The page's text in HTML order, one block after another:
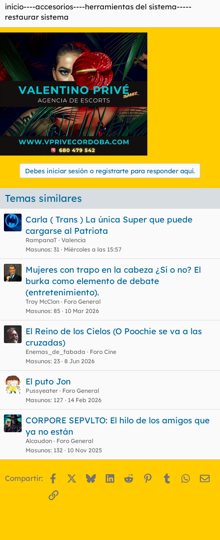
inicio----accesorios----herramientas del sistema-----
restaurar sistema
Debes iniciar sesión o registrarte para responder aquí.
Temas similares
Carla ( Trans ) La única Super que puede
cargarse al Patriota
RampanaT Valencia
Masunos 31 Miércoles a las 15:57
Mujeres con trapo en la cabeza ¿Sí o no? El
burka como elemento de debate
(entretenimiento).
Troy McClon
Foro General
Masunos 85 10 Mar 2026
El Reino de los Cielos (O Poochie se va a las
cruzadas)
Enemas_de_fabada
Foro Cine
Masunos 23 8 Jun 2026
El puto Jon
Pussyeater
Foro General
Masunos 127 14 Feb 2026
CORPORE SEPVLTO: El hilo de los amigos que
ya no están
Alcaudon
Foro General
Masunos 132 10 Nov 2025
Compartir: Facebook BlueskyLinkedIn
Reddit Pinterest
Tumblr
Enlace